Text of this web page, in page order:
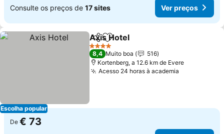
Consulte os preços de 17 sites Ver preços
Escolha popular
PartilharAdicionar aos favoritos
Axis Hotel
4 Estrelas
8,4 Muito boa
516
Kortenberg, a 12.6 km de Evere
Acesso 24 horas à academia
De € 73